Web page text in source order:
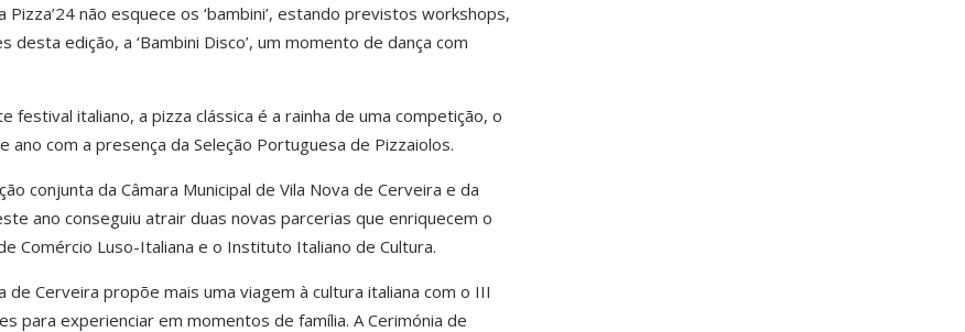
não esquece os ‘bambini’, estando previstos workshops,
desta edição, a ‘Bambini Disco’, um momento de dança com
festival italiano, a pizza clássica é a rainha de uma competição, o
ano com a presença da Seleção Portuguesa de Pizzaiolos.
conjunta da Câmara Municipal de Vila Nova de Cerveira e da
ano conseguiu atrair duas novas parcerias que enriquecem o
Comércio Luso-Italiana e o Instituto Italiano de Cultura.
de Cerveira propõe mais uma viagem à cultura italiana com o III
para experienciar em momentos de família. A Cerimónia de